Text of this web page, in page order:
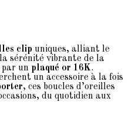
clip uniques, alliant le
sérénité vibrante de la
un plaqué or 16K.
un accessoire à la fois
, ces boucles d’oreilles
du quotidien aux